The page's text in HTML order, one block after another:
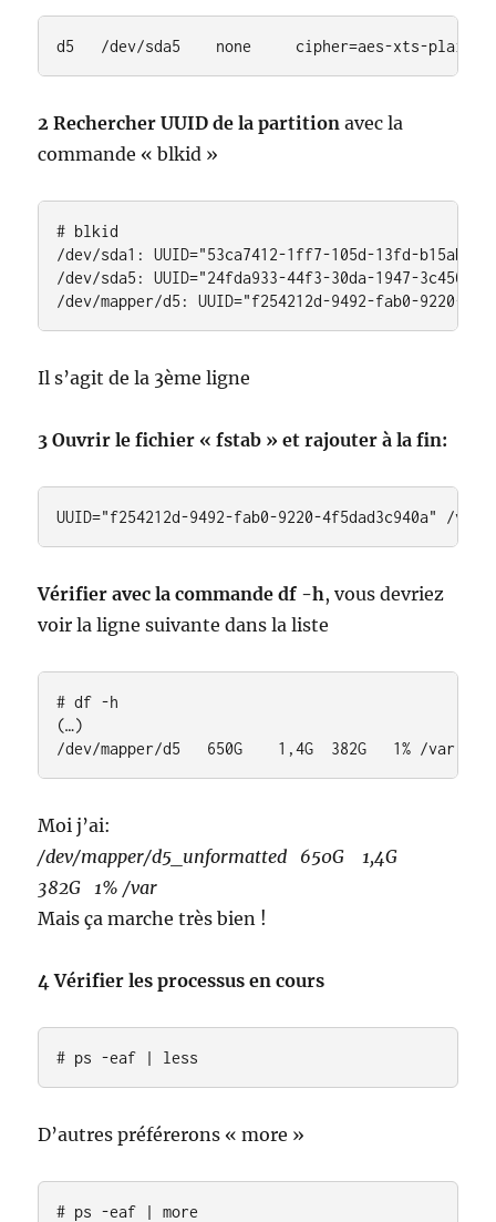
d5   /dev/sda5    none     cipher=aes-xts-
2 Rechercher UUID de la partition avec la
commande « blkid »
# blkid
/dev/sda1: UUID="53ca7412-1ff7-105d-13fd-
/dev/sda5: UUID="24fda933-44f3-30da-1947-
/dev/mapper/d5: UUID="f254212d-9492-fab0-9220-
Il s’agit de la 3ème ligne
3 Ouvrir le fichier « fstab » et rajouter à la fin:
UUID="f254212d-9492-fab0-9220-4f5dad3c940a" /
Vérifier avec la commande df -h, vous devriez
voir la ligne suivante dans la liste
# df -h
(…)
/dev/mapper/d5   650G    1,4G  382G   1% /var
Moi j’ai:
/dev/mapper/d5_unformatted 650G 1,4G
382G 1% /var
Mais ça marche très bien !
4 Vérifier les processus en cours
# ps -eaf | less
D’autres préférerons « more »
# ps -eaf | more